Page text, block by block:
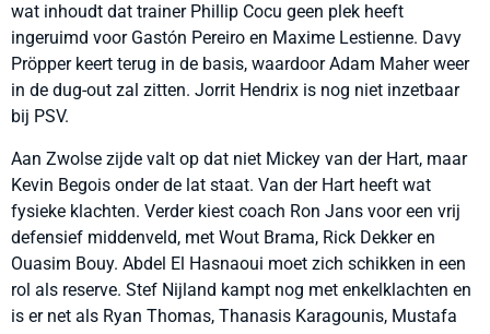
wat inhoudt dat trainer Phillip Cocu geen plek heeft
ingeruimd voor Gastón Pereiro en Maxime Lestienne. Davy
Pröpper keert terug in de basis, waardoor Adam Maher weer
in de dug-out zal zitten. Jorrit Hendrix is nog niet inzetbaar
bij PSV.
Aan Zwolse zijde valt op dat niet Mickey van der Hart, maar
Kevin Begois onder de lat staat. Van der Hart heeft wat
fysieke klachten. Verder kiest coach Ron Jans voor een vrij
defensief middenveld, met Wout Brama, Rick Dekker en
Ouasim Bouy. Abdel El Hasnaoui moet zich schikken in een
rol als reserve. Stef Nijland kampt nog met enkelklachten en
is er net als Ryan Thomas, Thanasis Karagounis, Mustafa